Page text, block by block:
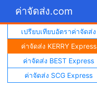
ค่าจัดส่ง.com
เปรียบเทียบอัตราค่าจัดส่ง
ค่าจัดส่ง KERRY Express
ค่าจัดส่ง BEST Express
ค่าจัดส่ง SCG Express